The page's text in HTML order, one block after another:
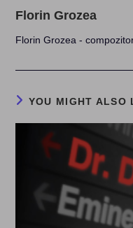
Florin Grozea
Florin Grozea -
YOU MIGHT ALSO